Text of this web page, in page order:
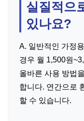
실질적으
있나요?
A. 일반적인 가정
경우 월 1,500원
올바른 사용 방법
합니다. 연간으로
할 수 있습니다.